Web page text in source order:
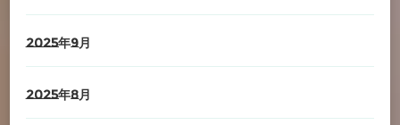
2025年9月
2025年8月